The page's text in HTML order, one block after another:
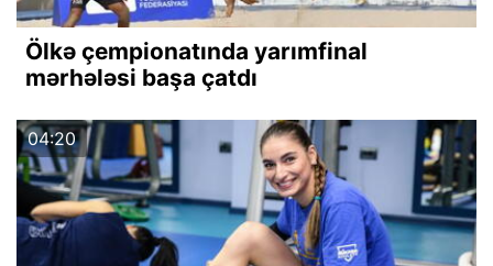
Ölkə çempionatında yarımfinal
mərhələsi başa çatdı
04:20